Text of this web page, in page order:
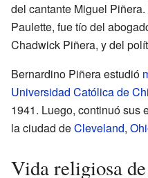
del cantante Miguel
Paulette, fue tío del
Chadwick Piñera, y del
Bernardino Piñera estudió
Universidad Católica de
1941. Luego, continuó sus
la ciudad deCleveland,
Vida religiosa